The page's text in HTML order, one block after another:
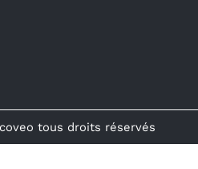
tous droits réservés